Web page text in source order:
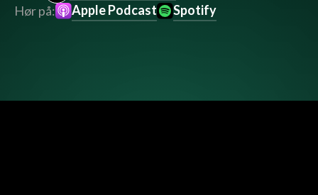
Hør på:
Apple Podcast Spotify